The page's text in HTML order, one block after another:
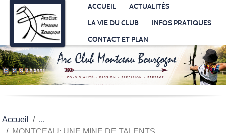
ACCUEIL
ACTUALITÉS
LA VIE DU CLUB
INFOS PRATIQUES
CONTACT ET PLAN
Accueil
Panneau de gestion des cookies